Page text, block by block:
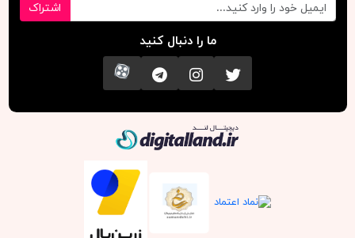
اشتراک
ما را دنبال کنید
تویتر اینستاگرامکانال تلگرام
آپارات